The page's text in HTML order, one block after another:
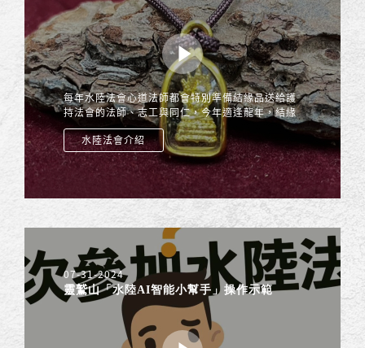
每年水陸法會心道法師都會特別準備結緣品送給護
持法會的法師、志工與同仁，今年適逢龍年，結緣
品為「龍佛吊墜」，為讓大家理解特別「龍佛吊
墜」的殊勝意涵，特別恭請巴利大學校長 鳩摩羅
尊者開示說明，歡迎大家收看~
水陸法會介紹
07-31-2024
靈鷲山「水陸AI智能小幫手」操作示範